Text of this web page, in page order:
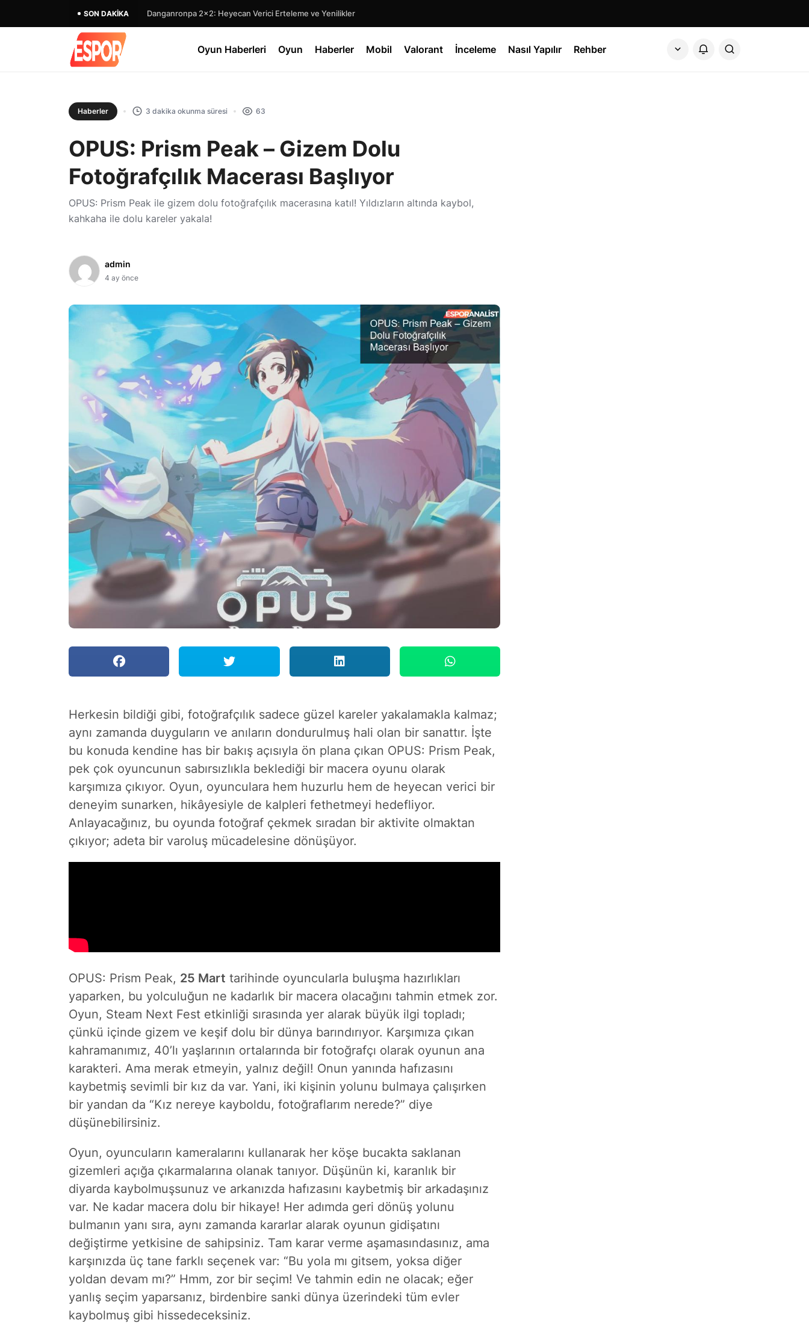
SON DAKIKA Danganronpa 2×2: Heyecan Verici Erteleme ve Yenilikler
Oyun Haberleri Oyun Haberler Mobil Valorant İnceleme Nasıl Yapılır Rehber
Haberler 3 dakika okunma süresi 63
OPUS: Prism Peak – Gizem Dolu
Fotoğrafçılık Macerası Başlıyor
OPUS: Prism Peak ile gizem dolu fotoğrafçılık macerasına katıl! Yıldızların altında kaybol,
kahkaha ile dolu kareler yakala!
admin
4 ay önce
Herkesin bildiği gibi, fotoğrafçılık sadece güzel kareler yakalamakla kalmaz;
aynı zamanda duyguların ve anıların dondurulmuş hali olan bir sanattır. İşte
bu konuda kendine has bir bakış açısıyla ön plana çıkan OPUS: Prism Peak,
pek çok oyuncunun sabırsızlıkla beklediği bir macera oyunu olarak
karşımıza çıkıyor. Oyun, oyunculara hem huzurlu hem de heyecan verici bir
deneyim sunarken, hikâyesiyle de kalpleri fethetmeyi hedefliyor.
Anlayacağınız, bu oyunda fotoğraf çekmek sıradan bir aktivite olmaktan
çıkıyor; adeta bir varoluş mücadelesine dönüşüyor.
OPUS: Prism Peak, 25 Mart tarihinde oyuncularla buluşma hazırlıkları
yaparken, bu yolculuğun ne kadarlık bir macera olacağını tahmin etmek zor.
Oyun, Steam Next Fest etkinliği sırasında yer alarak büyük ilgi topladı;
çünkü içinde gizem ve keşif dolu bir dünya barındırıyor. Karşımıza çıkan
kahramanımız, 40’lı yaşlarının ortalarında bir fotoğrafçı olarak oyunun ana
karakteri. Ama merak etmeyin, yalnız değil! Onun yanında hafızasını
kaybetmiş sevimli bir kız da var. Yani, iki kişinin yolunu bulmaya çalışırken
bir yandan da “Kız nereye kayboldu, fotoğraflarım nerede?” diye
düşünebilirsiniz.
Oyun, oyuncuların kameralarını kullanarak her köşe bucakta saklanan
gizemleri açığa çıkarmalarına olanak tanıyor. Düşünün ki, karanlık bir
diyarda kaybolmuşsunuz ve arkanızda hafızasını kaybetmiş bir arkadaşınız
var. Ne kadar macera dolu bir hikaye! Her adımda geri dönüş yolunu
bulmanın yanı sıra, aynı zamanda kararlar alarak oyunun gidişatını
değiştirme yetkisine de sahipsiniz. Tam karar verme aşamasındasınız, ama
karşınızda üç tane farklı seçenek var: “Bu yola mı gitsem, yoksa diğer
yoldan devam mı?” Hmm, zor bir seçim! Ve tahmin edin ne olacak; eğer
yanlış seçim yaparsanız, birdenbire sanki dünya üzerindeki tüm evler
kaybolmuş gibi hissedeceksiniz.